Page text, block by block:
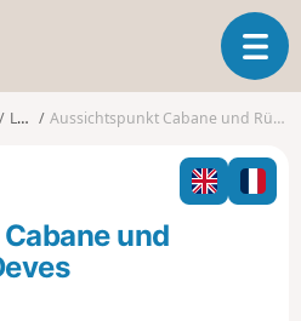
T
o
g
l
n
Lézan Aussichtspunkt Cabane und Rückweg über Deves
und